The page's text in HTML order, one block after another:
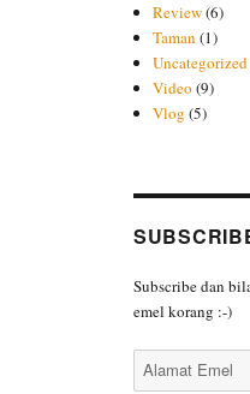
Review(6)
Taman (1)
Uncategorized
Video (9)
Vlog (5)
Subscribe dan
emel korang :-)
Alamat
Emel